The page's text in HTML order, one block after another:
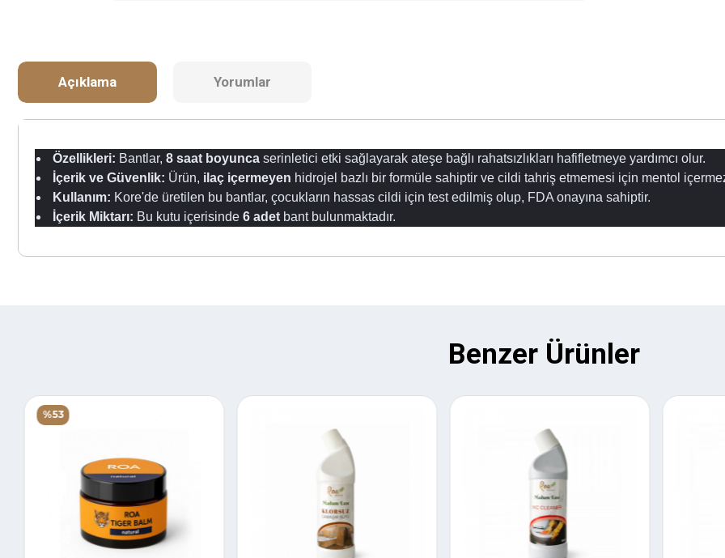
Açıklama Yorumlar
Özellikleri: Bantlar, 8 saat boyunca serinletici etki sağlayarak ateşe bağlı rahatsızlıkları hafifletmeye yardımcı olur.
İçerik ve Güvenlik: Ürün, ilaç içermeyen hidrojel bazlı bir formüle sahiptir ve cildi tahriş etmemesi için mentol
Kullanım: Kore'de üretilen bu bantlar, çocukların hassas cildi için test edilmiş olup, FDA onayına sahiptir.
İçerik Miktarı: Bu kutu içerisinde 6 adet bant bulunmaktadır.
Benzer Ürünler
%53